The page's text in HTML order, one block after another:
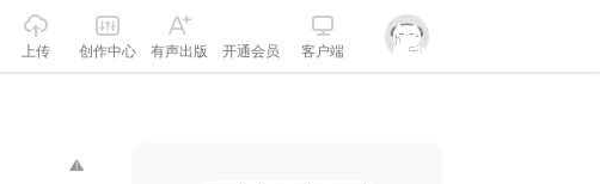
上传 创作中心 有声出版 开通会员 客户端